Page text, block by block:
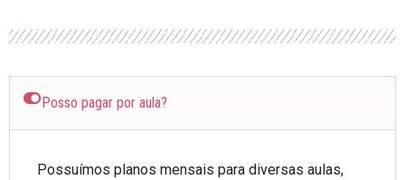
Posso pagar por aula?
Possuímos planos mensais para diversas aulas,